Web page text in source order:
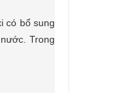
có bổ sung
Trong